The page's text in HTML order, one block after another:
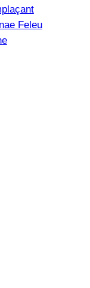
Feleu